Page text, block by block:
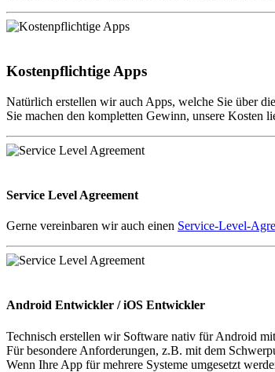
Kostenpflichtige Apps
Natürlich erstellen wir auch Apps, welche Sie über
Sie machen den kompletten Gewinn, unsere Kosten
Service Level Agreement
Gerne vereinbaren wir auch einen Service-Level-
Android Entwickler / iOS Entwickler
Technisch erstellen wir Software nativ für Android
Für besondere Anforderungen, z.B. mit dem
Wenn Ihre App für mehrere Systeme umgesetzt